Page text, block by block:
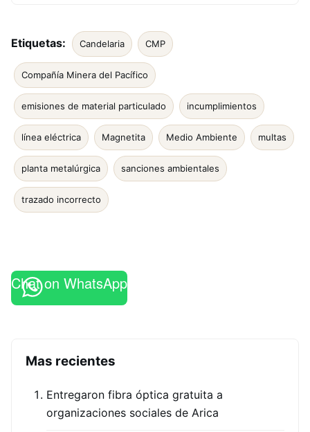
Etiquetas: Candelaria CMP
Compañía Minera del Pacífico
emisiones de material particulado incumplimientos
línea eléctrica Magnetita Medio Ambiente multas
planta metalúrgica sanciones ambientales
trazado incorrecto
Chat on WhatsApp
Mas recientes
Entregaron fibra óptica gratuita a
organizaciones sociales de Arica